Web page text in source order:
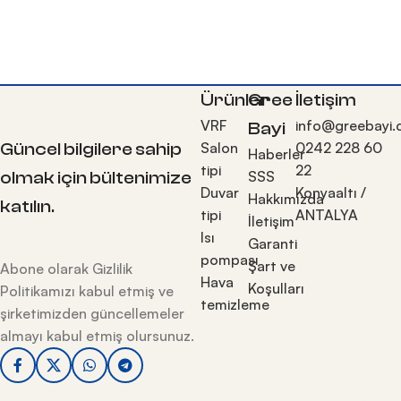
Güncel bilgilere sahip
olmak için bültenimize
katılın.
Abone olarak Gizlilik
Politikamızı kabul etmiş ve
şirketimizden güncellemeler
almayı kabul etmiş olursunuz.
Ürünler
VRF
Salon
tipi
Duvar
tipi
Isı
pompası
Hava
temizleme
Gree
Bayi
Haberler
SSS
Hakkımızda
İletişim
Garanti
Şart ve
Koşulları
İletişim
0242 228 60
22
Konyaaltı /
ANTALYA